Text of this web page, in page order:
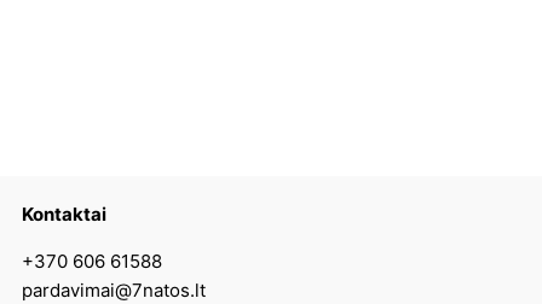
Kontaktai
+370 606 61588
pardavimai@7natos.lt